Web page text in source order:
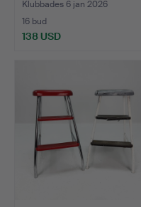
Klubbades 6 jan 2026
16 bud
138 USD